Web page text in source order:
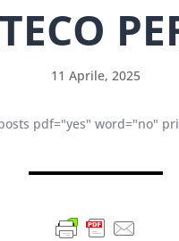
11 Aprile, 2025
pdf="yes" word="no"